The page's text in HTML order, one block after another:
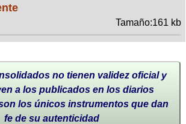
Tamaño:161 kb
no tienen validez oficial y
a los publicados en los diarios
los únicos instrumentos que dan
fe de su autenticidad